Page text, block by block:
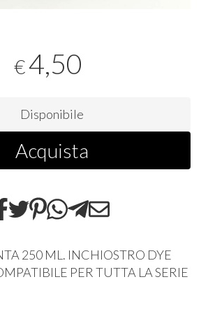
€4,50
Disponibile
Acquista
250 ML. INCHIOSTRO DYE
PER TUTTA LA SERIE